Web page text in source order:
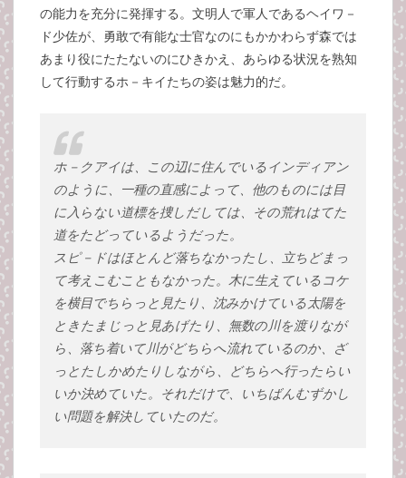
の能力を充分に発揮する。文明人で軍人であるヘイワ－
ド少佐が、勇敢で有能な士官なのにもかかわらず森では
あまり役にたたないのにひきかえ、あらゆる状況を熟知
して行動するホ－キイたちの姿は魅力的だ。
ホ－クアイは、この辺に住んでいるインディアン
のように、一種の直感によって、他のものには目
に入らない道標を捜しだしては、その荒れはてた
道をたどっているようだった。
スピ－ドはほとんど落ちなかったし、立ちどまっ
て考えこむこともなかった。木に生えているコケ
を横目でちらっと見たり、沈みかけている太陽を
ときたまじっと見あげたり、無数の川を渡りなが
ら、落ち着いて川がどちらへ流れているのか、ざ
っとたしかめたりしながら、どちらへ行ったらい
いか決めていた。それだけで、いちばんむずかし
い問題を解決していたのだ。